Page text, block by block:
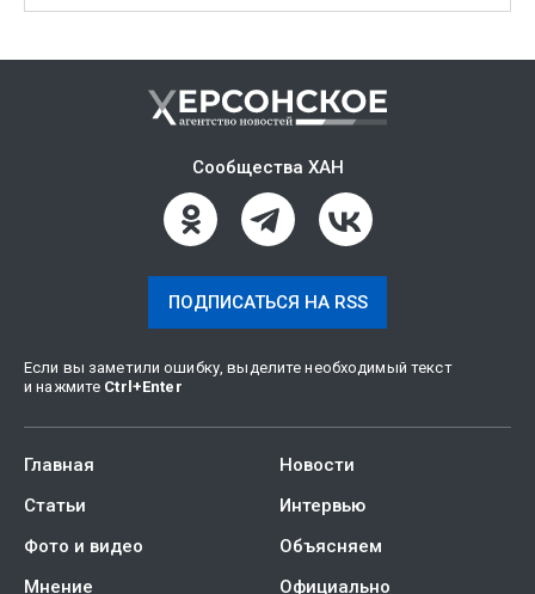
Сообщества ХАН
ПОДПИСАТЬСЯ НА RSS
Если вы заметили ошибку, выделите необходимый текст
и нажмите Ctrl +Enter
Главная
Новости
Статьи
Интервью
Фото и видео
Объясняем
Мнение
Официально